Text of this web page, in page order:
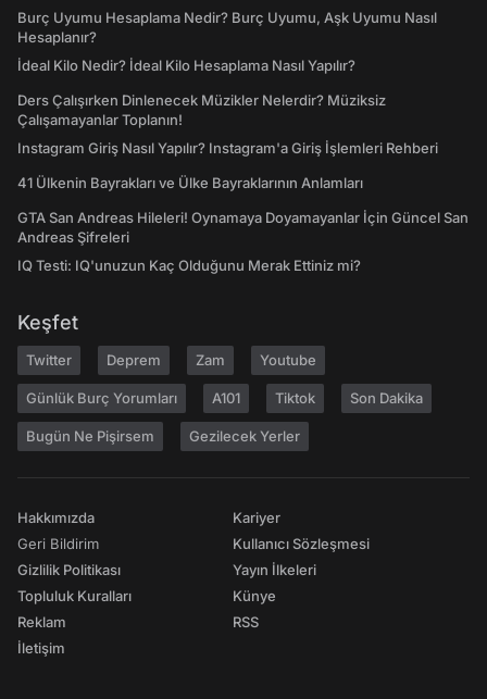
Burç Uyumu Hesaplama Nedir? Burç Uyumu, Aşk Uyumu Nasıl
Hesaplanır?
İdeal Kilo Nedir? İdeal Kilo Hesaplama Nasıl Yapılır?
Ders Çalışırken Dinlenecek Müzikler Nelerdir? Müziksiz
Çalışamayanlar Toplanın!
Instagram Giriş Nasıl Yapılır? Instagram'a Giriş İşlemleri Rehberi
41 Ülkenin Bayrakları ve Ülke Bayraklarının Anlamları
GTA San Andreas Hileleri! Oynamaya Doyamayanlar İçin Güncel San
Andreas Şifreleri
IQ Testi: IQ'unuzun Kaç Olduğunu Merak Ettiniz mi?
Keşfet
Twitter Deprem Zam Youtube
Günlük Burç Yorumları A101 Tiktok Son Dakika
Bugün Ne Pişirsem Gezilecek Yerler
Hakkımızda
Geri Bildirim
Gizlilik Politikası
Topluluk Kuralları
Reklam
İletişim
Kariyer
Kullanıcı Sözleşmesi
Yayın İlkeleri
Künye
RSS